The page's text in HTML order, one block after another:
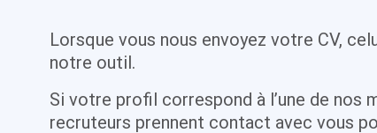
Lorsque vous nous envoyez votre CV,
notre outil.
Si votre profil correspond à l’une de nos
recruteurs prennent contact avec vous